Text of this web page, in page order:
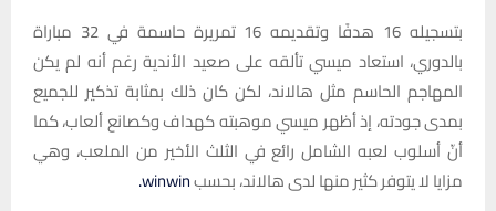
بتسجيله 16 هدفًا وتقديمه 16 تمريرة حاسمة في 32 مباراة
بالدوري، استعاد ميسي تألقه على صعيد الأندية رغم أنه لم يكن
المهاجم الحاسم مثل هالاند، لكن كان ذلك بمثابة تذكير للجميع
بمدى جودته، إذ أظهر ميسي موهبته كهداف وكصانع ألعاب، كما
أنّ أسلوب لعبه الشامل رائع في الثلث الأخير من الملعب، وهي
مزايا لا يتوفر كثير منها لدى هالاند، بحسبwinwin.